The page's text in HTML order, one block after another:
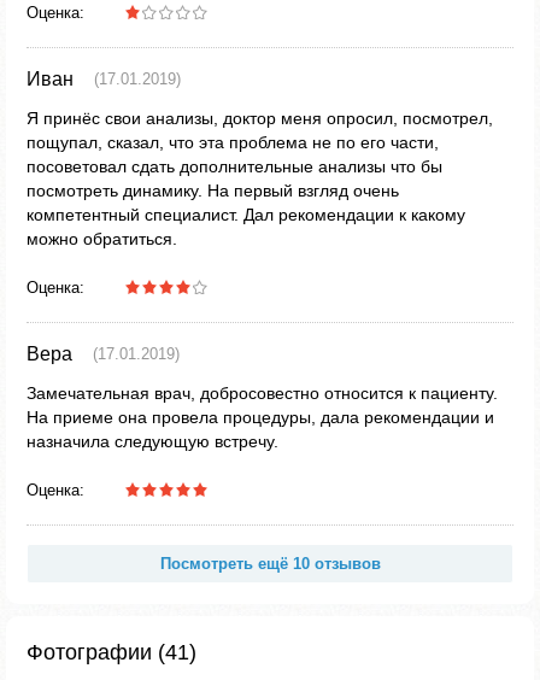
Оценка:
Иван (17.01.2019)
Я принёс свои анализы, доктор меня опросил, посмотрел,
пощупал, сказал, что эта проблема не по его части,
посоветовал сдать дополнительные анализы что бы
посмотреть динамику. На первый взгляд очень
компетентный специалист. Дал рекомендации к какому
можно обратиться.
Оценка:
Вера (17.01.2019)
Замечательная врач, добросовестно относится к пациенту.
На приеме она провела процедуры, дала рекомендации и
назначила следующую встречу.
Оценка:
Посмотреть ещё 10 отзывов
Фотографии (41)